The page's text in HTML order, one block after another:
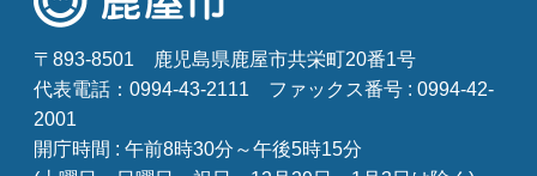
〒893-8501
鹿児島県鹿屋市共栄町20番1号
代表電話：0994-43-2111
ファックス番号 : 0994-42-
2001
開庁時間 : 午前8時30分～午後5時15分